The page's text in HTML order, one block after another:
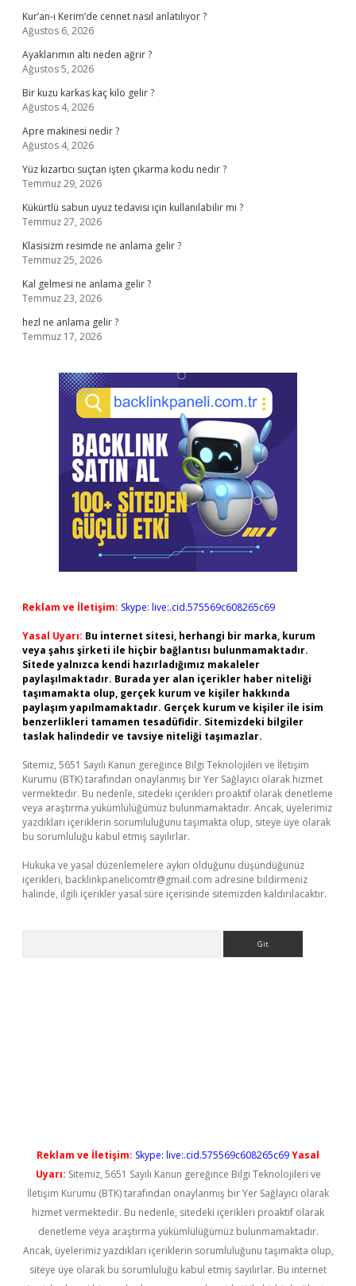
Kur’an-ı Kerim’de cennet nasıl anlatılıyor ?
Ağustos 6, 2026
Ayaklarımın altı neden ağrır ?
Ağustos 5, 2026
Bir kuzu karkas kaç kilo gelir ?
Ağustos 4, 2026
Apre makinesi nedir ?
Ağustos 4, 2026
Yüz kızartıcı suçtan işten çıkarma kodu nedir ?
Temmuz 29, 2026
Kükürtlü sabun uyuz tedavisi için kullanılabilir mi ?
Temmuz 27, 2026
Klasisizm resimde ne anlama gelir ?
Temmuz 25, 2026
Kal gelmesi ne anlama gelir ?
Temmuz 23, 2026
hezl ne anlama gelir ?
Temmuz 17, 2026
Reklam ve İletişim: Skype: live:.cid.575569c608265c69
Yasal Uyarı: Bu internet sitesi, herhangi bir marka, kurum
veya şahıs şirketi ile hiçbir bağlantısı bulunmamaktadır.
Sitede yalnızca kendi hazırladığımız makaleler
paylaşılmaktadır. Burada yer alan içerikler haber niteliği
taşımamakta olup, gerçek kurum ve kişiler hakkında
paylaşım yapılmamaktadır. Gerçek kurum ve kişiler ile isim
benzerlikleri tamamen tesadüfidir. Sitemizdeki bilgiler
taslak halindedir ve tavsiye niteliği taşımazlar.
Sitemiz, 5651 Sayılı Kanun gereğince Bilgi Teknolojileri ve İletişim
Kurumu (BTK) tarafından onaylanmış bir Yer Sağlayıcı olarak hizmet
vermektedir. Bu nedenle, sitedeki içerikleri proaktif olarak denetleme
veya araştırma yükümlülüğümüz bulunmamaktadır. Ancak, üyelerimiz
yazdıkları içeriklerin sorumluluğunu taşımakta olup, siteye üye olarak
bu sorumluluğu kabul etmiş sayılırlar.
Hukuka ve yasal düzenlemelere aykırı olduğunu düşündüğünüz
içerikleri, backlinkpanelicomtr@gmail.com adresine bildirmeniz
halinde, ilgili içerikler yasal süre içerisinde sitemizden kaldırılacaktır.
Reklam ve İletişim: Skype: live:.cid.575569c608265c69Yasal
Uyarı: Sitemiz, 5651 Sayılı Kanun gereğince Bilgi Teknolojileri ve
İletişim Kurumu (BTK) tarafından onaylanmış bir Yer Sağlayıcı olarak
hizmet vermektedir. Bu nedenle, sitedeki içerikleri proaktif olarak
denetleme veya araştırma yükümlülüğümüz bulunmamaktadır.
Ancak, üyelerimiz yazdıkları içeriklerin sorumluluğunu taşımakta olup,
siteye üye olarak bu sorumluluğu kabul etmiş sayılırlar. Bu internet